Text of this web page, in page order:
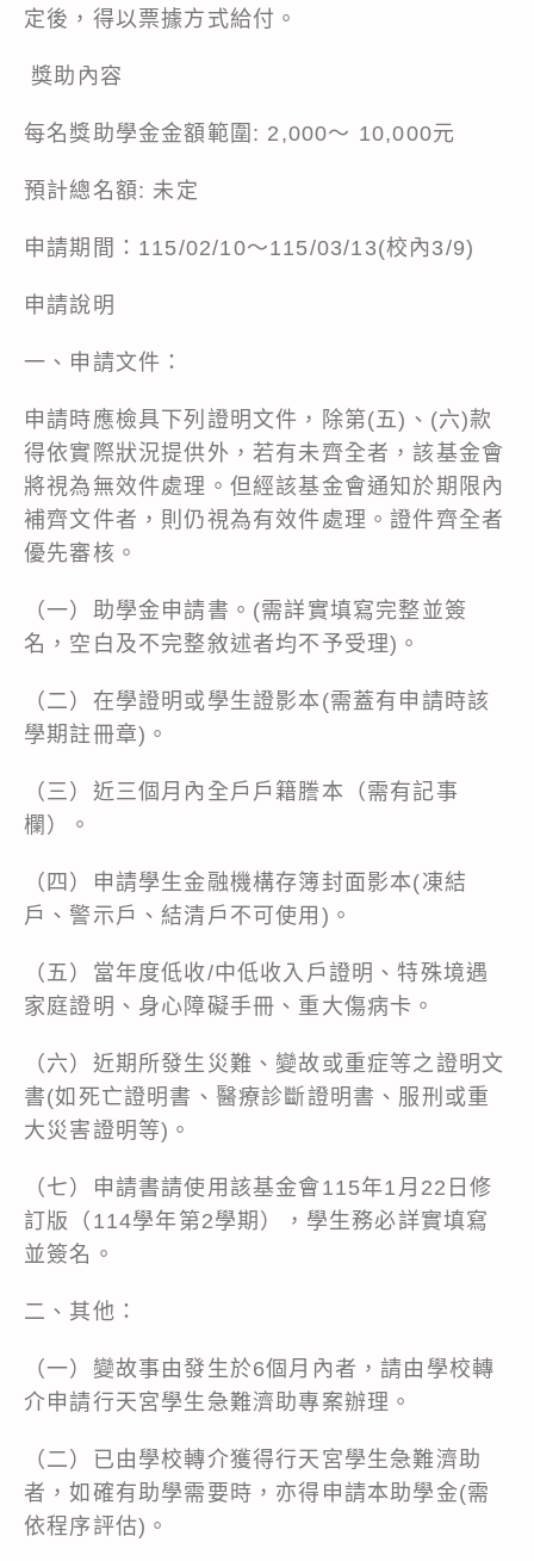
定後，得以票據方式給付。
獎助內容
每名獎助學金金額範圍: 2,000～ 10,000元
預計總名額: 未定
申請期間：115/02/10～115/03/13(校內3/9)
申請說明
一、申請文件：
申請時應檢具下列證明文件，除第(五)、(六)款
得依實際狀況提供外，若有未齊全者，該基金會
將視為無效件處理。但經該基金會通知於期限內
補齊文件者，則仍視為有效件處理。證件齊全者
優先審核。
（一）助學金申請書。(需詳實填寫完整並簽
名，空白及不完整敘述者均不予受理)。
（二）在學證明或學生證影本(需蓋有申請時該
學期註冊章)。
（三）近三個月內全戶戶籍謄本（需有記事
欄）。
（四）申請學生金融機構存簿封面影本(凍結
戶、警示戶、結清戶不可使用)。
（五）當年度低收/中低收入戶證明、特殊境遇
家庭證明、身心障礙手冊、重大傷病卡。
（六）近期所發生災難、變故或重症等之證明文
書(如死亡證明書、醫療診斷證明書、服刑或重
大災害證明等)。
（七）申請書請使用該基金會115年1月22日修
訂版（114學年第2學期），學生務必詳實填寫
並簽名。
二、其他：
（一）變故事由發生於6個月內者，請由學校轉
介申請行天宮學生急難濟助專案辦理。
（二）已由學校轉介獲得行天宮學生急難濟助
者，如確有助學需要時，亦得申請本助學金(需
依程序評估)。